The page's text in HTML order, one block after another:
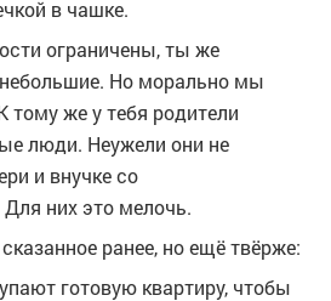
в чашке.
ограничены, ты же
Но морально мы
тому же у тебя родители
люди. Неужели они не
и внучке со
них это мелочь.
ранее, но ещё твёрже:
готовую квартиру, чтобы